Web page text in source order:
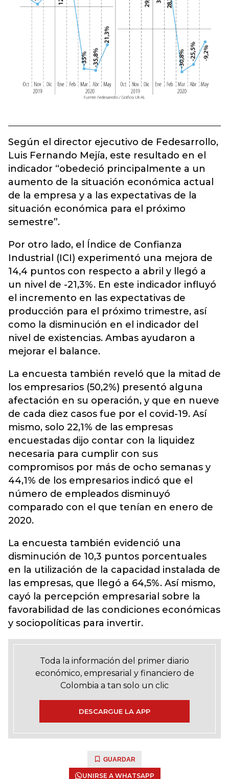
Según el director ejecutivo de Fedesarrollo,
Luis Fernando Mejía, este resultado en el
indicador “obedeció principalmente a un
aumento de la situación económica actual
de la empresa y a las expectativas de la
situación económica para el próximo
semestre”.
Por otro lado, el Índice de Confianza
Industrial (ICI) experimentó una mejora de
14,4 puntos con respecto a abril y llegó a
un nivel de -21,3%. En este indicador influyó
el incremento en las expectativas de
producción para el próximo trimestre, así
como la disminución en el indicador del
nivel de existencias. Ambas ayudaron a
mejorar el balance.
La encuesta también reveló que la mitad de
los empresarios (50,2%) presentó alguna
afectación en su operación, y que en nueve
de cada diez casos fue por el covid-19. Así
mismo, solo 22,1% de las empresas
encuestadas dijo contar con la liquidez
necesaria para cumplir con sus
compromisos por más de ocho semanas y
44,1% de los empresarios indicó que el
número de empleados disminuyó
comparado con el que tenían en enero de
2020.
La encuesta también evidenció una
disminución de 10,3 puntos porcentuales
en la utilización de la capacidad instalada de
las empresas, que llegó a 64,5%. Así mismo,
cayó la percepción empresarial sobre la
favorabilidad de las condiciones económicas
y sociopolíticas para invertir.
Toda la información del primer diario
económico, empresarial y financiero de
Colombia a tan solo un clic
DESCARGUE LA APP
GUARDAR
UNIRSE A WHATSAPP